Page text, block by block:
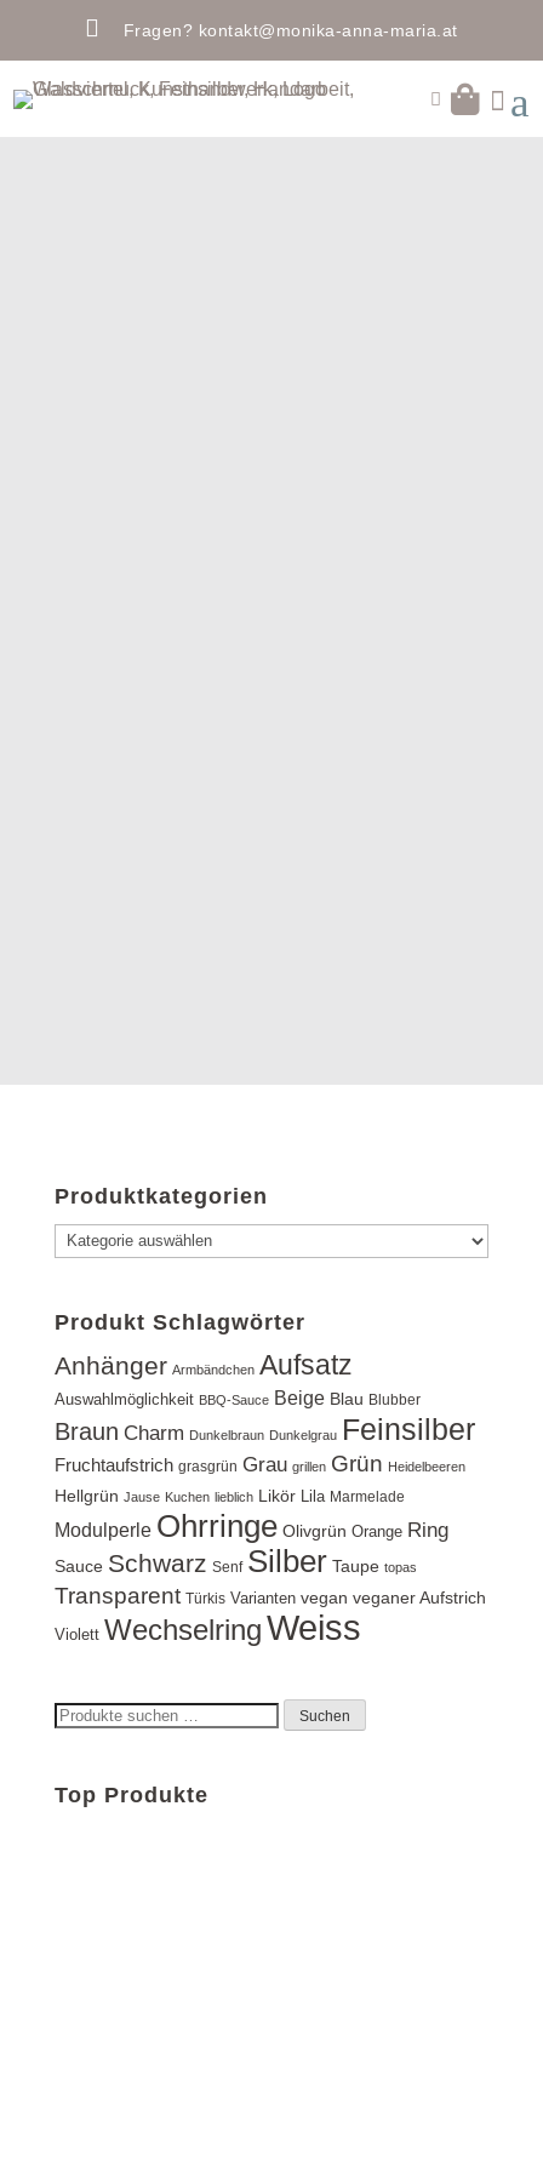
 Fragen? kontakt@monika-anna-maria.at
  a
Produktkategorien
Produkt Schlagwörter
Anhänger Armbändchen Aufsatz
Auswahlmöglichkeit BBQ-Sauce Beige Blau Blubber
Braun Charm Dunkelbraun Dunkelgrau Feinsilber
Fruchtaufstrich grasgrün Grau grillen Grün Heidelbeeren
Hellgrün Jause Kuchen lieblich Likör Lila Marmelade
Modulperle Ohrringe Olivgrün Orange Ring
Sauce Schwarz Senf Silber Taupe topas
Transparent Türkis Varianten vegan veganer Aufstrich
Violett WechselringWeiss
Suchen
Suchen
Top Produkte